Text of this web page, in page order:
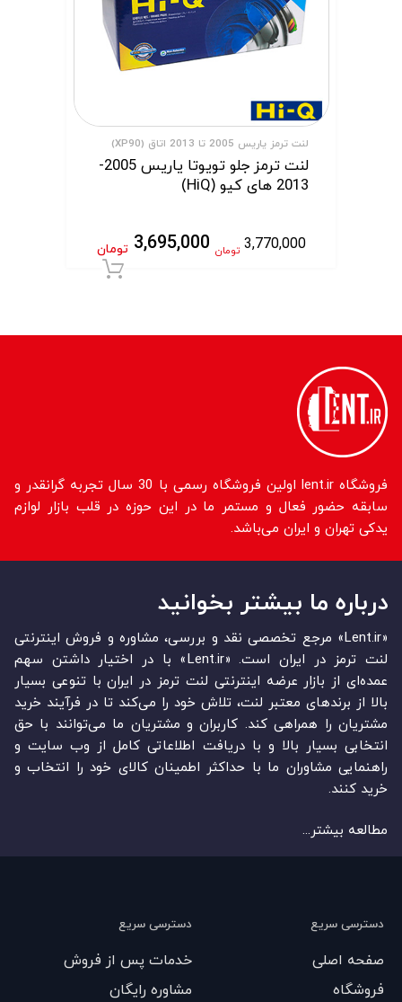
لنت ترمز یاریس 2005 تا 2013 اتاق (XP90)
لنت ترمز جلو تویوتا یاریس 2005-
2013 های کیو (HiQ)
3,770,000 تومان 3,695,000 تومان
فروشگاه lent.ir اولین فروشگاه رسمی با 30 سال تجربه گرانقدر و
سابقه حضور فعال و مستمر ما در این حوزه در قلب بازار لوازم
یدکی تهران و ایران می‌باشد.
درباره ما بیشتر بخوانید
«Lent.ir» مرجع تخصصی نقد و بررسی، مشاوره و فروش اینترنتی
لنت ترمز در ایران است. «Lent.ir» با در اختیار داشتن سهم
عمده‏‌ای از بازار عرضه اینترنتی لنت ترمز در ایران با تنوعی بسیار
بالا از برندهای معتبر لنت، تلاش خود را می‌‏‏کند تا در فرآیند خرید
مشتریان را همراهی کند. کاربران و مشتریان ما می‏‏‌توانند با حق
انتخابی بسیار بالا و با دریافت اطلاعاتی کامل از وب سایت و
راهنمایی مشاوران ما با حداکثر اطمینان کالای خود را انتخاب و
خرید کنند.
مطالعه بیشتر...
دسترسی سریع
صفحه اصلی
فروشگاه
دسترسی سریع
خدمات پس از فروش
مشاوره رایگان